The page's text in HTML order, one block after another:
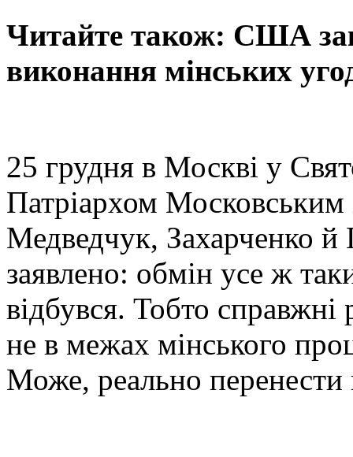
Читайте також: США
виконання мінських
25 грудня в Москві у
Патріархом Московським
Медведчук, Захарченко й
заявлено: обмін усе ж
відбувся. Тобто
не в межах мінського
Може, реально перенести